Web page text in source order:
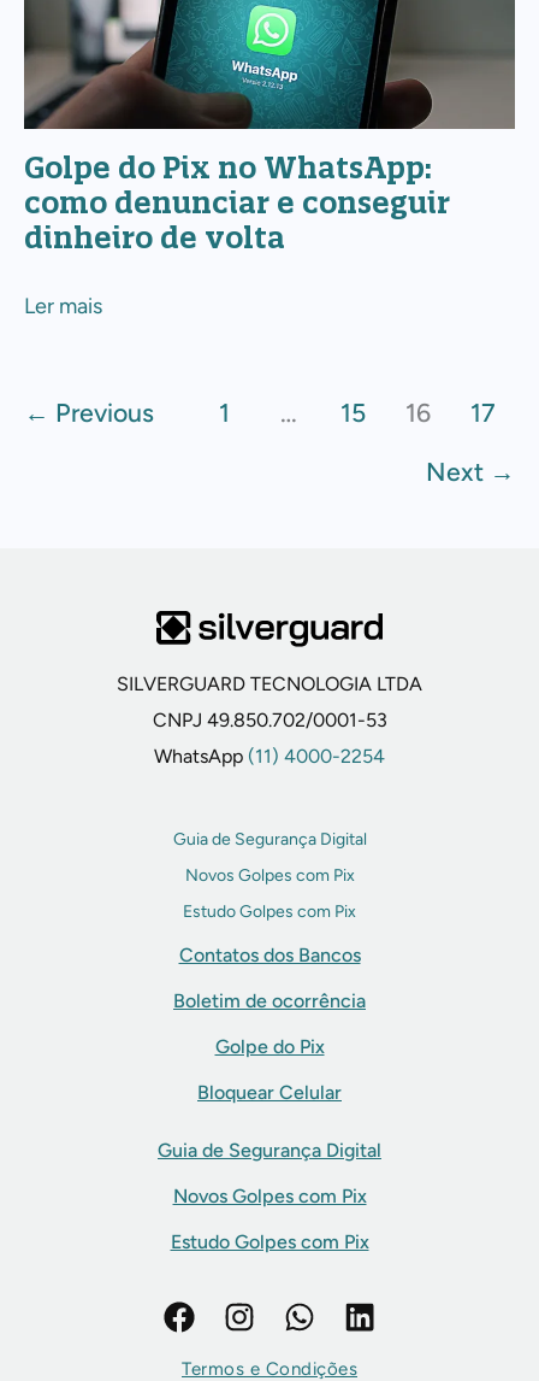
Golpe do Pix no WhatsApp:
como denunciar e conseguir
dinheiro de volta
WhatsApp:
denunciar
e
conseguir
Ler mais
← Previous 1 … 15 16
17
Next →
SILVERGUARD TECNOLOGIA LTDA
CNPJ 49.850.702/0001-53
WhatsApp (11) 4000-2254
Guia de Segurança Digital
Novos Golpes com Pix
Estudo Golpes com Pix
Contatos dos Bancos
Boletim de ocorrência
Golpe do Pix
Bloquear Celular
Guia de Segurança Digital
Novos Golpes com Pix
Estudo Golpes com Pix
Termos e Condições